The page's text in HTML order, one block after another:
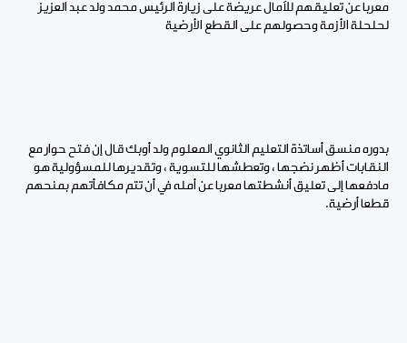
معربا عن تعليقهم للآمال عريضة على زيارة الرئيس محمد ولد عبد العزيز
لحلحلة الأزمة وحصولهم على القطع الأرضية
بدوره منسق أساتذة التعليم الثانوي المعلوم ولد أوبك قال إن فتح حوار مع
النقابات أظهر نضجها ، وتعطشها للتسوية ، وتقديرها للمسؤولية هو
مادفعها إلى تعليق أنشطتها معربا عن أمله في أن تتم مكافأتهم بمنحهم
قطعا أرضية.